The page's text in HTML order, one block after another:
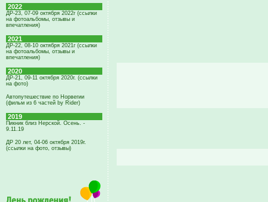
2022
ДР-23, 07-09 октября 2022г (ссылки
на фотоальбомы, отзывы и
впечатления)
2021
ДР-22, 08-10 октября 2021г (ссылки
на фотоальбомы, отзывы и
впечатления)
2020
ДР-21, 09-11 октября 2020г. (ссылки
на фото)
Автопутешествие по Норвегии
(фильм из 6 частей by Rider)
2019
Пикник близ Нерской. Осень. -
9.11.19
ДР 20 лет, 04-06 октября 2019г.
(ссылки на фото, отзывы)